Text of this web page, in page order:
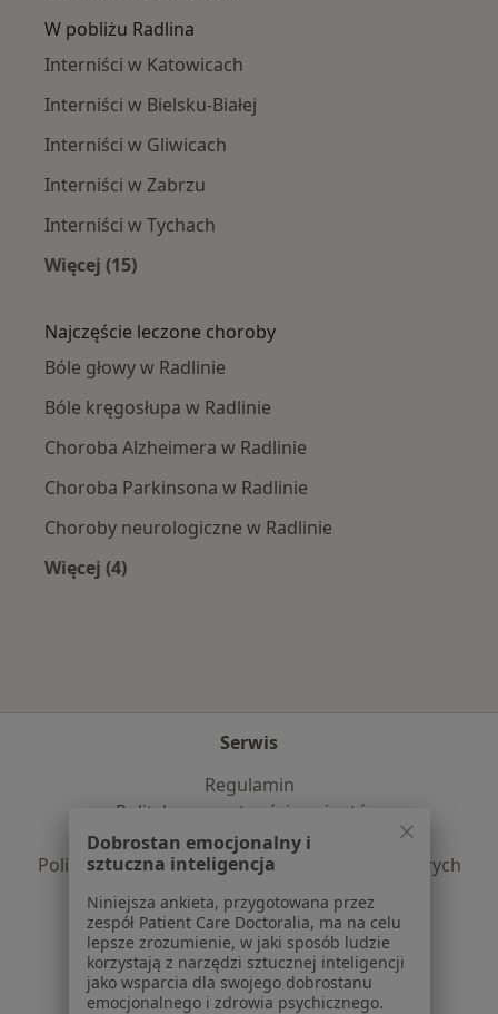
W pobliżu Radlina
Interniści w Katowicach
Interniści w Bielsku-Białej
Interniści w Gliwicach
Interniści w Zabrzu
Interniści w Tychach
Więcej (15)
Najczęście leczone choroby
Bóle głowy w Radlinie
Bóle kręgosłupa w Radlinie
Choroba Alzheimera w Radlinie
Choroba Parkinsona w Radlinie
Choroby neurologiczne w Radlinie
Więcej (4)
Serwis
Regulamin
Polityka prywatności pacjentów
Polityka prywatności profesjonalistów
Polityka prywatności dla profesjonalistów, których
dane pozyskaliśmy samodzielnie
Polityka cookies
Jak działają wyniki wyszukiwania
Dostępność
O nas
Dobrostan emocjonalny i
sztuczna inteligencja
Niniejsza ankieta, przygotowana przez
zespół Patient Care Doctoralia, ma na celu
lepsze zrozumienie, w jaki sposób ludzie
korzystają z narzędzi sztucznej inteligencji
jako wsparcia dla swojego dobrostanu
emocjonalnego i zdrowia psychicznego.